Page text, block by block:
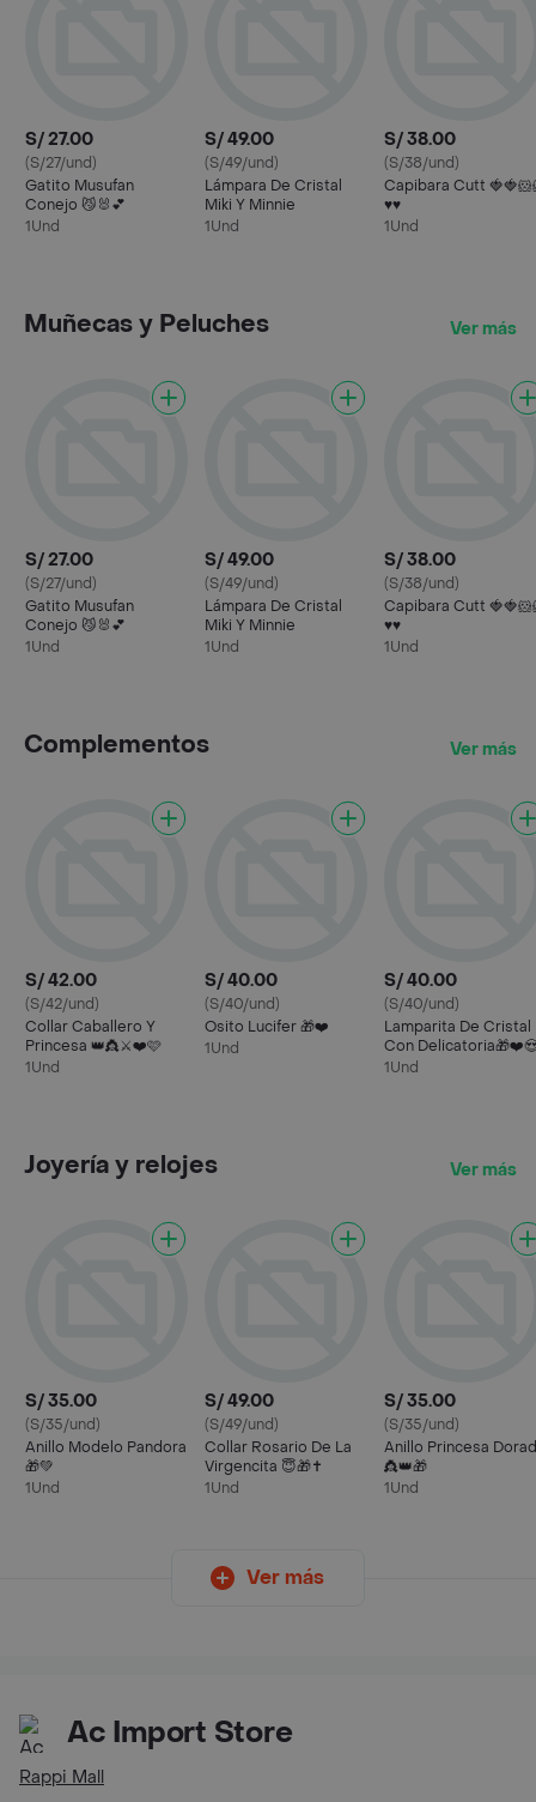
S/ 27.00
(S/27/und)
Gatito Musufan
Conejo 😼🐰💕
1Und
S/ 49.00
(S/49/und)
Lámpara De Cristal
Miki Y Minnie
1Und
S/ 38.00
(S/38/und)
Capibara Cutt
♥️♥️
1Und
Muñecas y Peluches Ver más
S/ 27.00
(S/27/und)
Gatito Musufan
Conejo 😼🐰💕
1Und
S/ 49.00
(S/49/und)
Lámpara De Cristal
Miki Y Minnie
1Und
S/ 38.00
(S/38/und)
Capibara Cutt
♥️♥️
1Und
Complementos Ver más
S/ 42.00
(S/42/und)
Collar Caballero Y
Princesa 👑👸⚔️❤️🩷
1Und
S/ 40.00
(S/40/und)
Osito Lucifer 🎁❤️
1Und
S/ 40.00
(S/40/und)
Lamparita De Cristal
Con
1Und
Joyería y relojes Ver más
S/ 35.00
(S/35/und)
Anillo Modelo Pandora
🎁💚
1Und
S/ 49.00
(S/49/und)
Collar Rosario De La
Virgencita 😇🎁✝️
1Und
S/ 35.00
(S/35/und)
Anillo Princesa
👸👑🎁
1Und
Ver más
Ac Import Store
Rappi Mall